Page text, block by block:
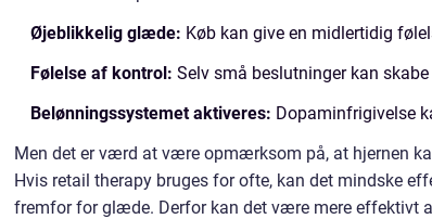
Øjeblikkelig glæde: Køb kan give en midlertidig
Følelse af kontrol: Selv små beslutninger kan
Belønningssystemet aktiveres: Dopaminfrigivelse
Men det er værd at være opmærksom på, at hjernen
Hvis retail therapy bruges for ofte, kan det mindske
fremfor for glæde. Derfor kan det være mere effektivt